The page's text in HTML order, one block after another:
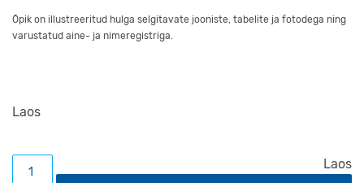
Õpik on illustreeritud hulga selgitavate jooniste, tabelite ja fotodega ning
varustatud aine- ja nimeregistriga.
Laos
Laos
Rakubioloogia kogus